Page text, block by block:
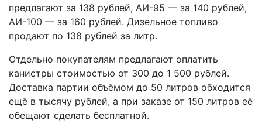
предлагают за 138 рублей, АИ-95 — за 140 рублей,
АИ-100 — за 160 рублей. Дизельное топливо
продают по 138 рублей за литр.
Отдельно покупателям предлагают оплатить
канистры стоимостью от 300 до 1 500 рублей.
Доставка партии объёмом до 50 литров обходится
ещё в тысячу рублей, а при заказе от 150 литров её
обещают сделать бесплатной.